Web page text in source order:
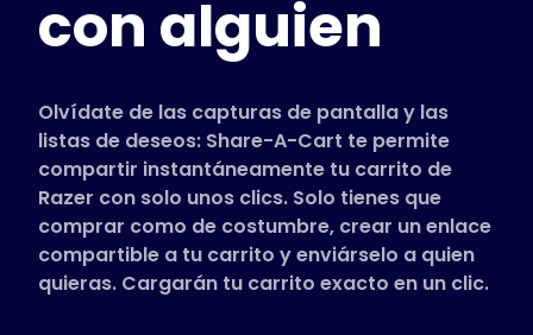
Tiendas compatibles
Preguntas frecuentes
Español (Spanish)
con alguien
Olvídate de las capturas de pantalla y las
listas de deseos: Share-A-Cart te permite
compartir instantáneamente tu carrito de
Razer con solo unos clics. Solo tienes que
comprar como de costumbre, crear un enlace
compartible a tu carrito y enviárselo a quien
quieras. Cargarán tu carrito exacto en un clic.